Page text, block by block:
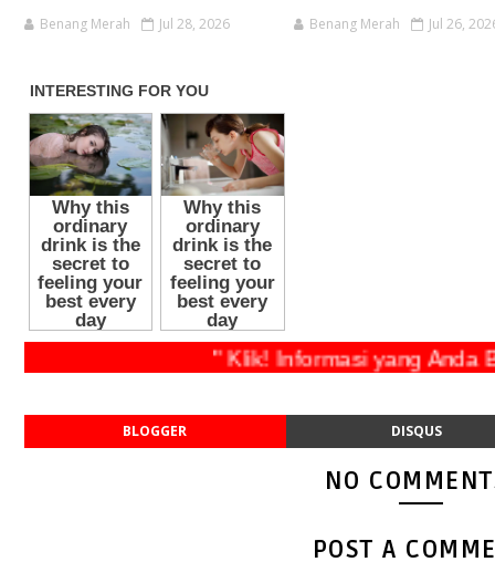
Benang Merah Jul 28, 2026 Benang Merah Jul 26,
" Klik! Informasi yang Anda
BLOGGER DISQUS
NO
POST A